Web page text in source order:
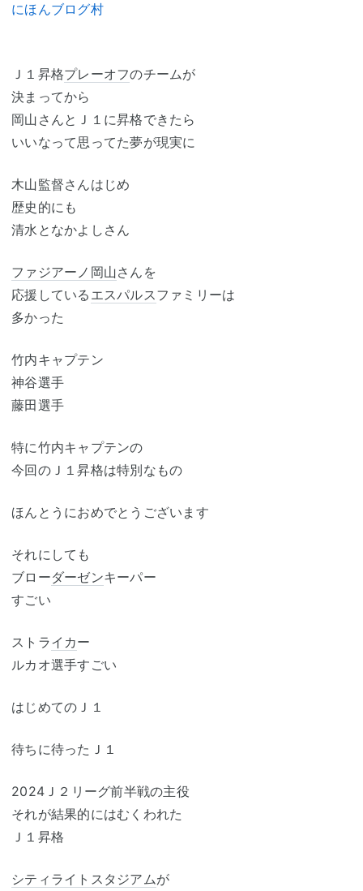
にほんブログ村
Ｊ１昇格プレーオフのチームが
決まってから
岡山さんとＪ１に昇格できたら
いいなって思ってた夢が現実に
木山監督さんはじめ
歴史的にも
清水となかよしさん
ファジアーノ岡山さんを
応援している エスパルスファミリーは
多かった
竹内キャプテン
神谷選手
藤田選手
特に竹内キャプテンの
今回のＪ１昇格は特別なもの
ほんとうにおめでとうございます
それにしても
ブローダーゼンキーパー
すごい
ストライカー
ルカオ選手すごい
はじめてのＪ１
待ちに待ったＪ１
2024Ｊ２リーグ前半戦の主役
それが結果的にはむくわれた
Ｊ１昇格
シティライトスタジアムが